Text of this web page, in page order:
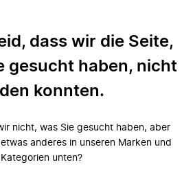
dass wir die Seite,
gesucht haben, nicht
konnten.
nicht, was Sie gesucht haben, aber
anderes in unseren Marken und
Kategorien unten?